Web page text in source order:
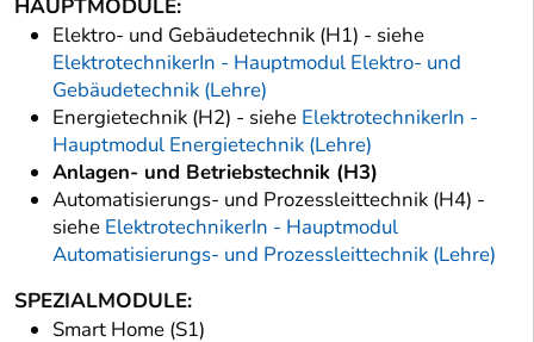
HAUPTMODULE:
Elektro- und Gebäudetechnik (H1) - siehe
ElektrotechnikerIn - Hauptmodul Elektro- und
Gebäudetechnik (Lehre)
Energietechnik (H2) - siehe ElektrotechnikerIn -
Hauptmodul Energietechnik (Lehre)
Anlagen- und Betriebstechnik (H3)
Automatisierungs- und Prozessleittechnik (H4) -
siehe ElektrotechnikerIn - Hauptmodul
Automatisierungs- und Prozessleittechnik (Lehre)
SPEZIALMODULE:
Smart Home (S1)